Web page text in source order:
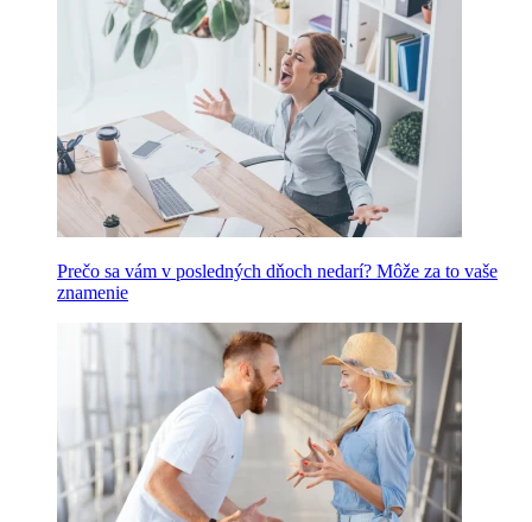
Prečo sa vám v posledných dňoch nedarí? Môže za to vaše
znamenie